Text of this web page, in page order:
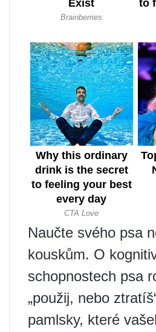
Naučte svého psa
kouskům. O
schopnostech psa
„použij, nebo
pamlsky, které